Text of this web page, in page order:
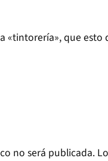
«tintorería», que
no será publicada.